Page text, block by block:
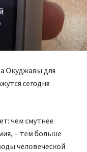
Окуджавы для
сегодня
чем смутнее
– тем больше
человеческой